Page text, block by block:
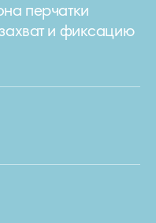
перчатки
и фиксацию